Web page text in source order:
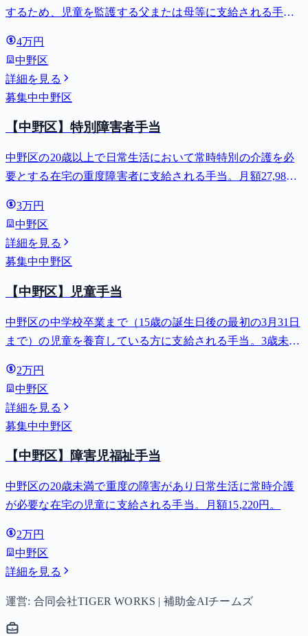
するため、児童を監護する父または母等に支給される手
4万円
中野区
詳細を見る
募集中中野区
【中野区】特別障害者手当
中野区の20歳以上で日常生活において常時特別の介護を必
要とする在宅の重度障害者に支給される手当。月額27,980
3万円
中野区
詳細を見る
募集中中野区
【中野区】児童手当
中野区の中学校卒業まで（15歳の誕生日後の最初の3月31日
まで）の児童を養育している方に支給される手当。3歳未満
子以降は15,000円）、中学生は月額10,000円。
2万円
中野区
詳細を見る
募集中中野区
【中野区】障害児福祉手当
中野区の20歳未満で重度の障害があり日常生活に常時介護
が必要な在宅の児童に支給される手当。月額15,220円。
2万円
中野区
詳細を見る
運営: 合同会社TIGER WORKS | 補助金AIチームズ